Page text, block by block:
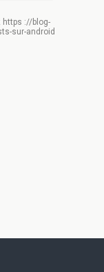
https ://blog-
sur-android